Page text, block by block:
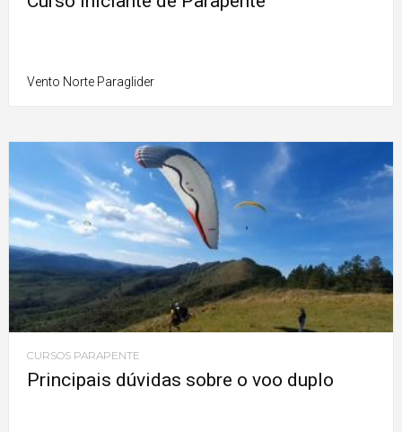
Vento Norte Paraglider
CURSOS PARAPENTE
Principais dúvidas sobre o voo duplo